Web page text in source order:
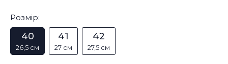
Розмір:
40
26,5 см
41
27 см
42
27,5 см